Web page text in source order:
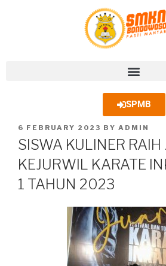
SPMB
6 FEBRUARY 2023 BY ADMIN
SISWA KULINER RAIH
KEJURWIL KARATE
1 TAHUN 2023